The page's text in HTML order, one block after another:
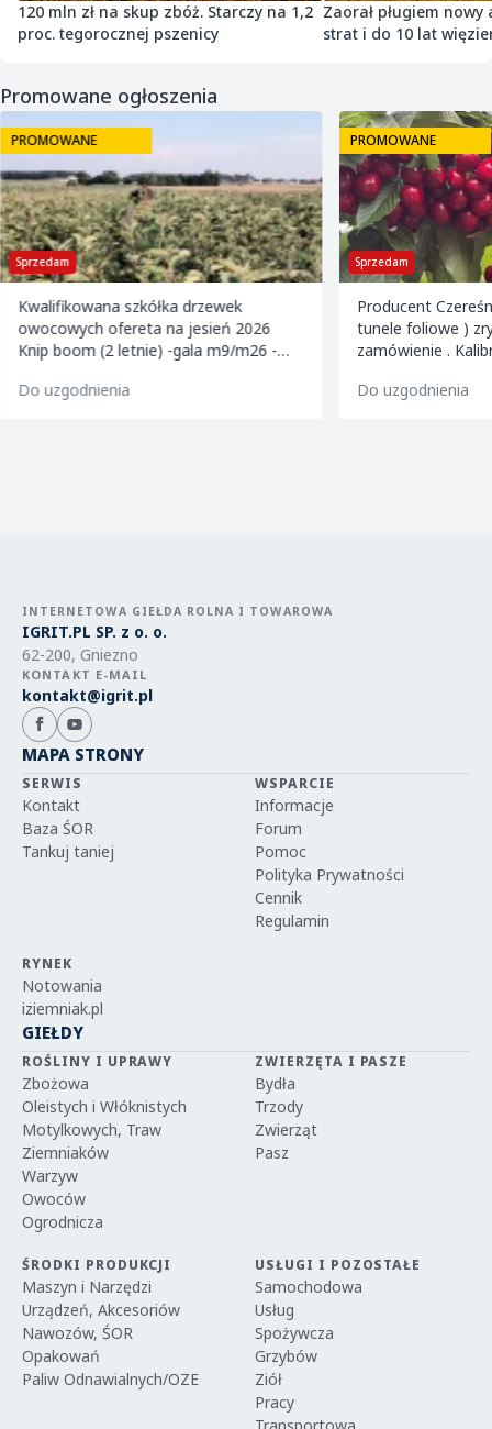
120 mln zł na skup zbóż. Starczy na 1,2
proc. tegorocznej pszenicy
Zaorał pługiem nowy
strat i do 10 lat
Promowane ogłoszenia
Sprzedam
PROMOWANE
Kwalifikowana szkółka drzewek
owocowych ofereta na jesień 2026
Knip boom (2 letnie) -gala m9/m26 -
m9 -paulared m9/m2
Do uzgodnienia
Sprzedam
PROMOWANE
Producent
tunele foliowe )
zamówienie . Kalibrowane , chłodzone i
Do uzgodnienia
INTERNETOWA GIEŁDA ROLNA I TOWAROWA
IGRIT.PL SP. z o. o.
62-200, Gniezno
KONTAKT E-MAIL
kontakt@igrit.pl
MAPA STRONY
SERWIS
Kontakt
Baza ŚOR
Tankuj taniej
WSPARCIE
Informacje
Forum
Pomoc
Polityka Prywatności
Cennik
Regulamin
RYNEK
Notowania
iziemniak.pl
GIEŁDY
ROŚLINY I UPRAWY
Zbożowa
Oleistych i Włóknistych
Motylkowych, Traw
Ziemniaków
Warzyw
Owoców
Ogrodnicza
ZWIERZĘTA I PASZE
Bydła
Trzody
Zwierząt
Pasz
ŚRODKI PRODUKCJI
Maszyn i Narzędzi
Urządzeń, Akcesoriów
Nawozów, ŚOR
Opakowań
Paliw Odnawialnych/OZE
USŁUGI I POZOSTAŁE
Samochodowa
Usług
Spożywcza
Grzybów
Ziół
Pracy